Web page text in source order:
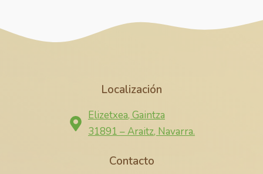
Localización
Elizetxea, Gaintza
31891 – Araitz, Navarra.
Contacto